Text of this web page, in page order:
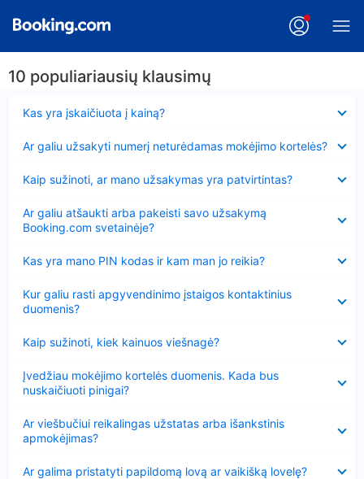
10 populiariausių klausimų
Kas yra įskaičiuota į kainą?
Ar galiu užsakyti numerį neturėdamas mokėjimo kortelės?
Kaip sužinoti, ar mano užsakymas yra patvirtintas?
Ar galiu atšaukti arba pakeisti savo užsakymą
Booking.com svetainėje?
Kas yra mano PIN kodas ir kam man jo reikia?
Kur galiu rasti apgyvendinimo įstaigos kontaktinius
duomenis?
Kaip sužinoti, kiek kainuos viešnagė?
Įvedžiau mokėjimo kortelės duomenis. Kada bus
nuskaičiuoti pinigai?
Ar viešbučiui reikalingas užstatas arba išankstinis
apmokėjimas?
Ar galima pristatyti papildomą lovą ar vaikišką lovelę?